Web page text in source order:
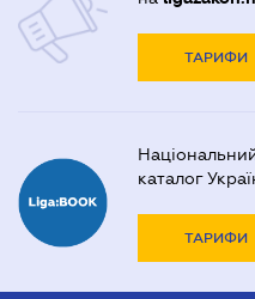
ТАРИФИ
каталог
ТАРИФИ